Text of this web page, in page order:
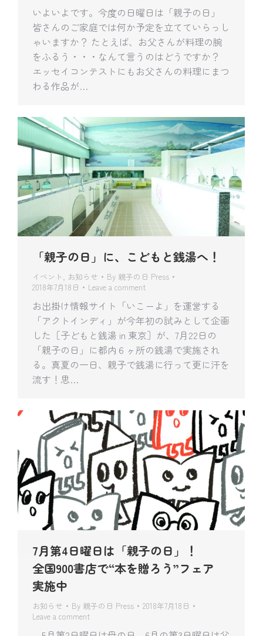
いよいよです。今度の日曜日は「親子の日」
皆さんのご家庭では何か予定を立てていらっし
ゃいますか？ たとえば、お父さんが料理の腕
をふるう・・・なんて言うのはどうですか？
エッセイコンテストにもお父さんの料理にまつ
わる作品が…
「親子の日」に、こどもと銭湯へ！
イベント , お知らせ By 親子の日 Press
2018年7月18日
Leave a comment
お出掛け情報サイト「いこーよ」を運営する
「アクトインディ」が今年初の試みとして企画
した［子どもと銭湯 in 東京］が、7月22日の
「親子の日」に都内６ヶ所の銭湯で実施され
る。真夏の一日、親子で銭湯に行って更に汗を
流す！思…
7月第4日曜日は「親子の日」！
全国900書店で“本を贈ろう”フェア
実施中
お知らせ By 親子の日 Press
2018年7月18日
Leave a comment